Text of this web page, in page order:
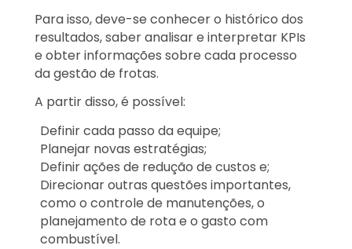
Para isso, deve-se conhecer o histórico dos
resultados, saber analisar e interpretar KPIs
e obter informações sobre cada processo
da gestão de frotas.
A partir disso, é possível:
Definir cada passo da equipe;
Planejar novas estratégias;
Definir ações de redução de custos e;
Direcionar outras questões importantes,
como o controle de manutenções, o
planejamento de rota e o gasto com
combustível.